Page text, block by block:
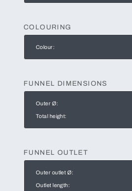
COLOURING
Colour:
FUNNEL DIMENSIONS
Outer Ø:
Total height:
FUNNEL OUTLET
Outer outlet Ø:
Outlet length: